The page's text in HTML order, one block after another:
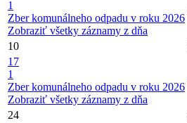
1
Zber komunálneho odpadu v roku 2026
Zobraziť všetky záznamy z dňa
10
17
1
Zber komunálneho odpadu v roku 2026
Zobraziť všetky záznamy z dňa
24